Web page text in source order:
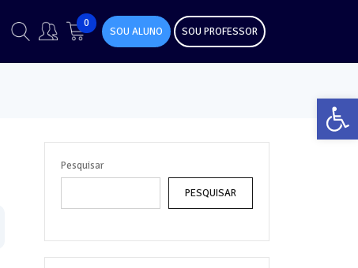
0
SOU ALUNO SOU PROFESSOR
Pesquisar
PESQUISAR